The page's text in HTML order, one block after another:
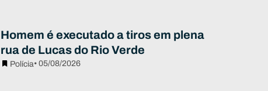
Homem é executado a tiros em plena
rua de Lucas do Rio Verde
Polícia• 05/08/2026